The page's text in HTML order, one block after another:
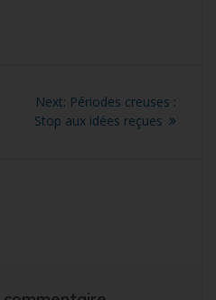
Next: Next
post:
Périodes creuses :
Stop aux idées reçues